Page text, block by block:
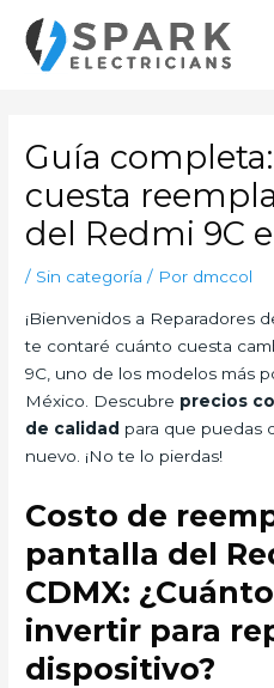
contenido
Guía
cuesta
del Redmi 9C
/ Sin categoría / Por dmccol
¡Bienvenidos a Reparadores
te contaré cuánto cuesta
9C, uno de los modelos más
México. Descubre precios
de calidad para que puedas
nuevo. ¡No te lo pierdas!
Costo de
pantalla del
CDMX:
invertir para
dispositivo?